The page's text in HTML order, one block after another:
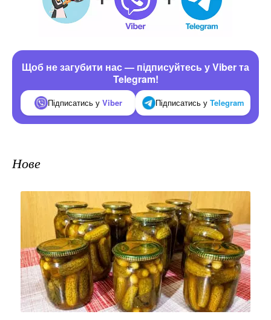
Щоб не загубити нас — підписуйтесь у Viber та
Telegram!
Підписатись у Viber Підписатись у Telegram
Нове